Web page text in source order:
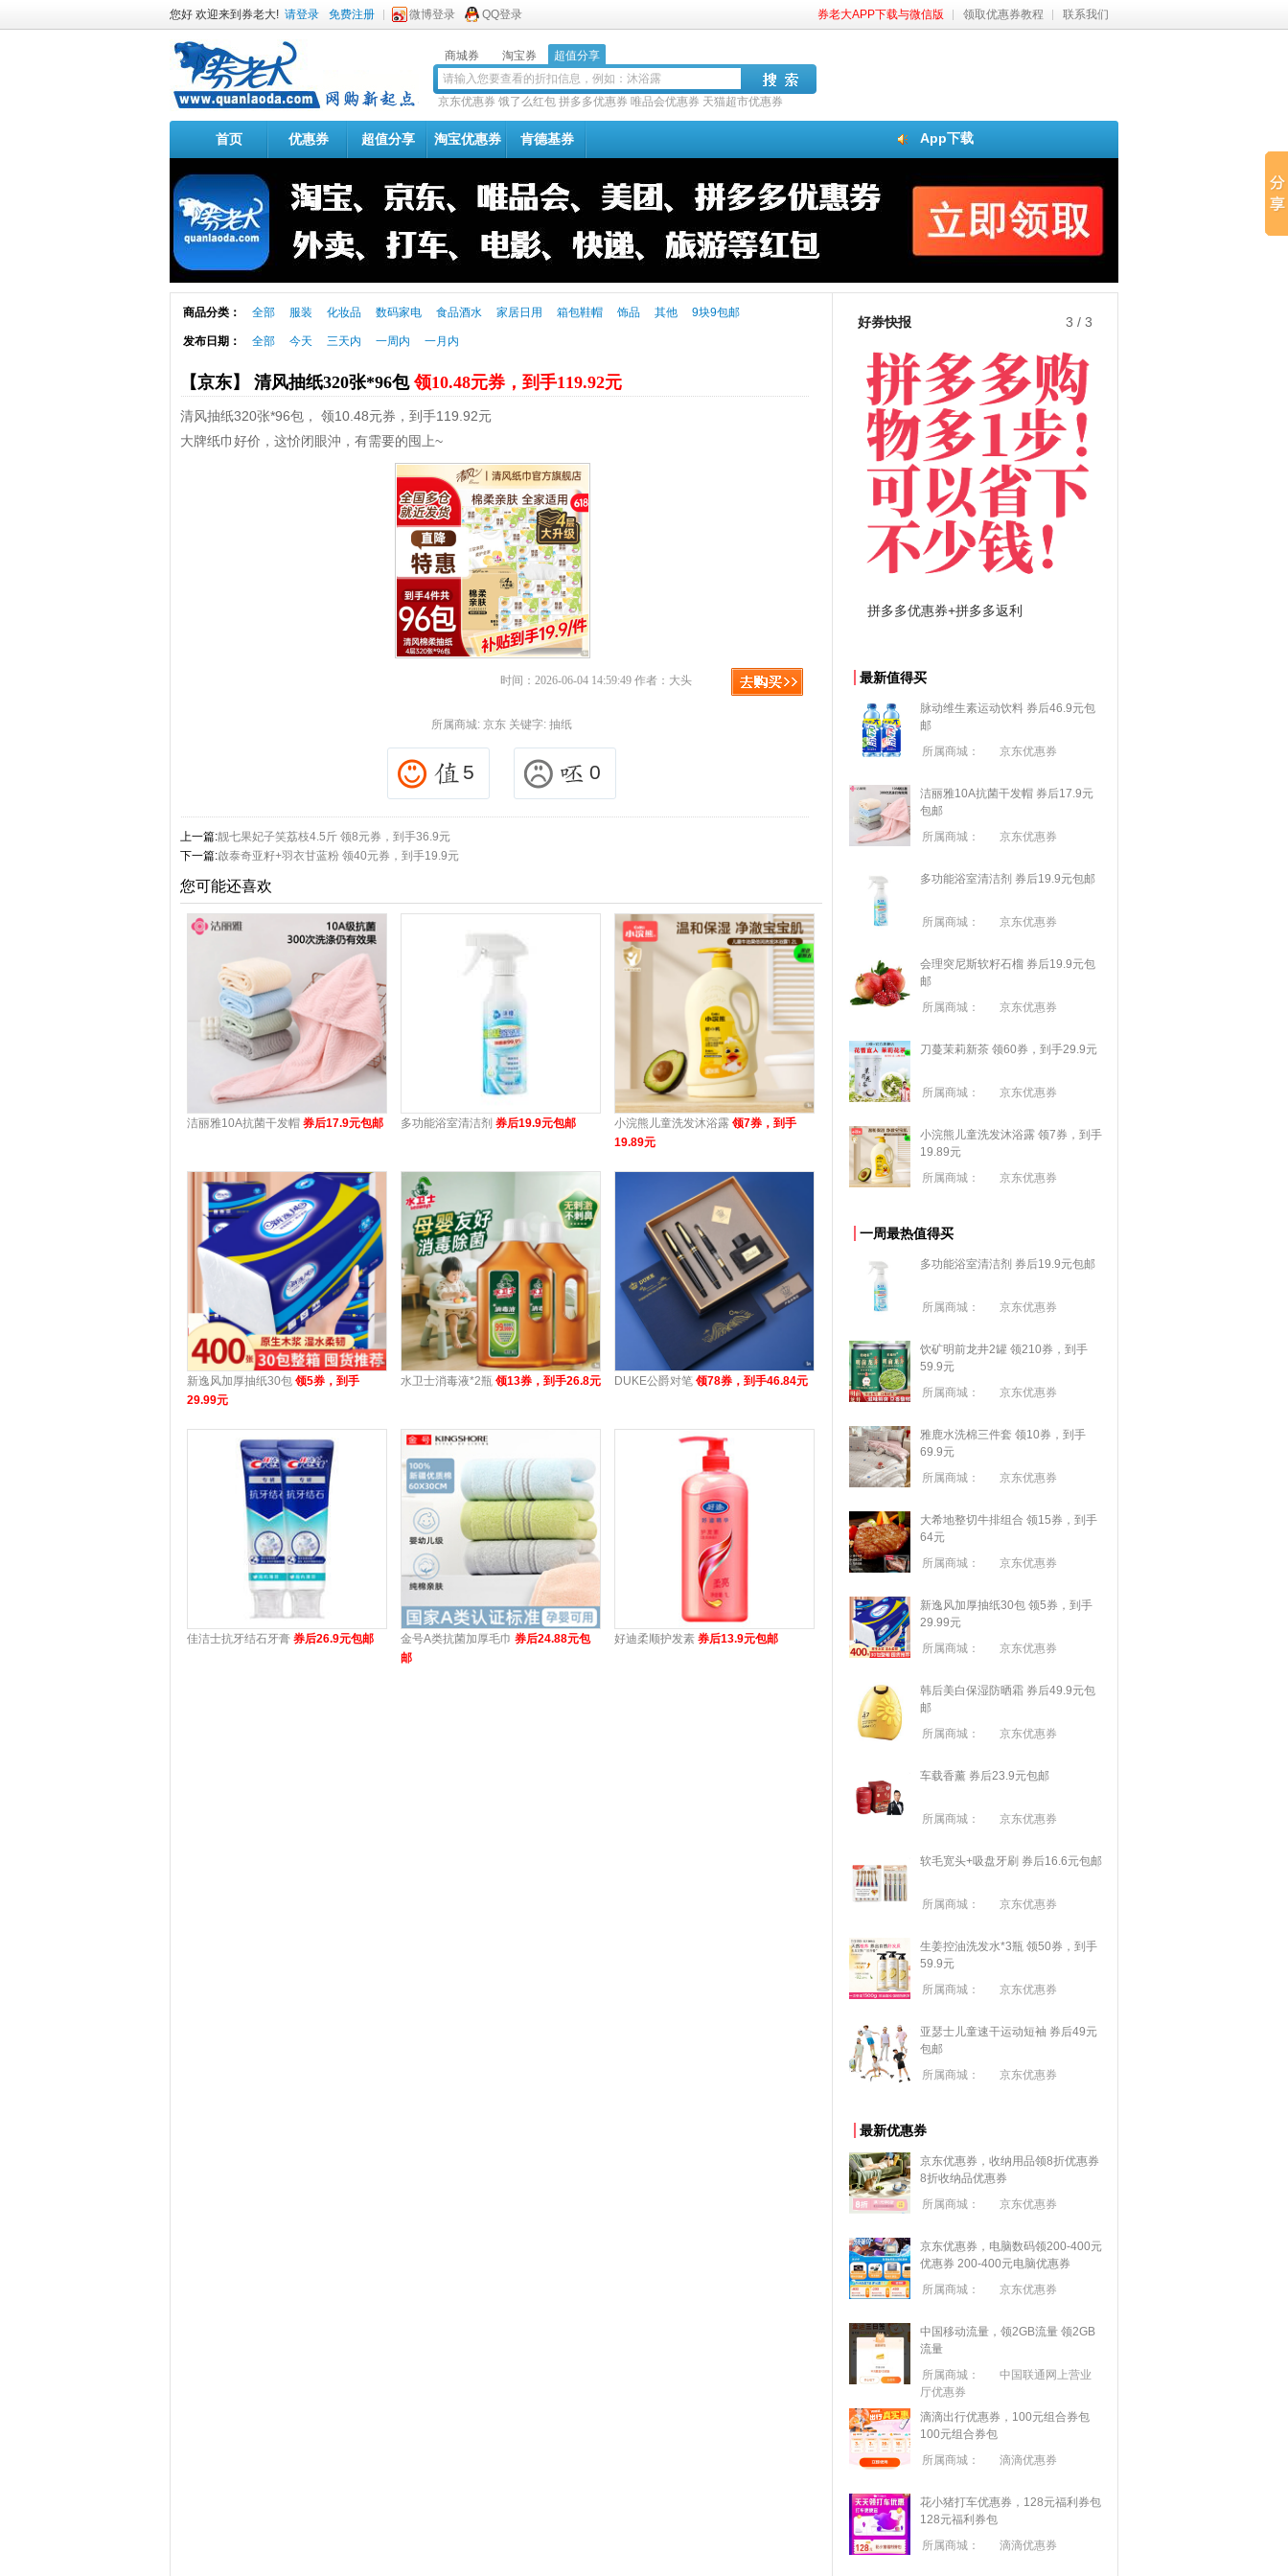
您好 欢迎来到券老大! 请登录 免费注册 微博登录 QQ登录 券老大APP下载与微信版 领取优惠券教程 联系我们
商城券 淘宝券 超值分享
京东优惠券 饿了么红包 拼多多优惠券 唯品会优惠券 天猫超市优惠券
App下载
首页 优惠券 超值分享 淘宝优惠券 肯德基券
商品分类： 全部 服装 化妆品 数码家电 食品酒水 家居日用 箱包鞋帽 饰品 其他 9块9包邮
发布日期： 全部 今天 三天内 一周内 一月内
【京东】 清风抽纸320张*96包领10.48元券，到手119.92元
清风抽纸320张*96包， 领10.48元券，到手119.92元
大牌纸巾好价，这忦闭眼沖，有需要的囤上~
时间：2026-06-04 14:59:49 作者：大头
所属商城: 京东关键字: 抽纸
5 0
上一篇:靓七果妃子笑荔枝4.5斤 领8元券，到手36.9元
下一篇:啟泰奇亚籽+羽衣甘蓝粉 领40元券，到手19.9元
您可能还喜欢
洁丽雅10A抗菌干发帽 券后17.9元包邮 多功能浴室清洁剂 券后19.9元包邮 小浣熊儿童洗发沐浴露 领7券，到手
19.89元
新逸风加厚抽纸30包 领5券，到手
29.99元
水卫士消毒液*2瓶 领13券，到手26.8元 DUKE公爵对笔 领78券，到手46.84元
佳洁士抗牙结石牙膏 券后26.9元包邮 金号A类抗菌加厚毛巾 券后24.88元包
邮
好迪柔顺护发素 券后13.9元包邮
好券快报 3 / 3
淘宝优惠券+淘宝返利 京东优惠券与京东返利红包！ 拼多多优惠券+拼多多返利
最新值得买
脉动维生素运动饮料 券后46.9元包
邮
所属商城：
京东优惠券
洁丽雅10A抗菌干发帽 券后17.9元
包邮
所属商城：
京东优惠券
多功能浴室清洁剂 券后19.9元包邮
所属商城： 京东优惠券
会理突尼斯软籽石榴 券后19.9元包
邮
所属商城：
京东优惠券
刀蔓茉莉新茶 领60券，到手29.9元
所属商城： 京东优惠券
小浣熊儿童洗发沐浴露 领7券，到手
19.89元
所属商城：
京东优惠券
一周最热值得买
多功能浴室清洁剂 券后19.9元包邮
所属商城： 京东优惠券
饮矿明前龙井2罐 领210券，到手
59.9元
所属商城：
京东优惠券
雅鹿水洗棉三件套 领10券，到手
69.9元
所属商城：
京东优惠券
大希地整切牛排组合 领15券，到手
64元
所属商城：
京东优惠券
新逸风加厚抽纸30包 领5券，到手
29.99元
所属商城：
京东优惠券
韩后美白保湿防晒霜 券后49.9元包
邮
所属商城：
京东优惠券
车载香薰 券后23.9元包邮
所属商城： 京东优惠券
软毛宽头+吸盘牙刷 券后16.6元包邮
所属商城： 京东优惠券
生姜控油洗发水*3瓶 领50券，到手
59.9元
所属商城：
京东优惠券
亚瑟士儿童速干运动短袖 券后49元
包邮
所属商城：
京东优惠券
最新优惠券
京东优惠券，收纳用品领8折优惠券
8折收纳品优惠券
所属商城：
京东优惠券
京东优惠券，电脑数码领200-400元
优惠券 200-400元电脑优惠券
所属商城：
京东优惠券
中国移动流量，领2GB流量 领2GB
流量
所属商城：
中国联通网上营业
厅优惠券
滴滴出行优惠券，100元组合券包
100元组合券包
所属商城：
滴滴优惠券
花小猪打车优惠券，128元福利券包
128元福利券包
所属商城：
滴滴优惠券